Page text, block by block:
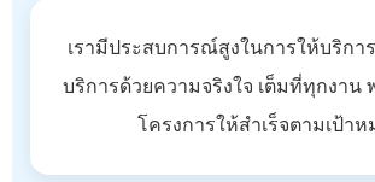
เรามีประสบการณ์สูงในการให้บริกา
บริการด้วยความจริงใจ เต็มที่ทุกงาน
โครงการให้สำเร็จตามเป้าห